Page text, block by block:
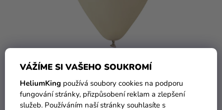
VÁŽÍME SI VAŠEHO SOUKROMÍ
HeliumKing používá soubory cookies na podporu
fungování stránky, přizpůsobení reklam a zlepšení
služeb. Používáním naší stránky souhlasíte s
Balónek pastelový latte 30 cm
5 Kč